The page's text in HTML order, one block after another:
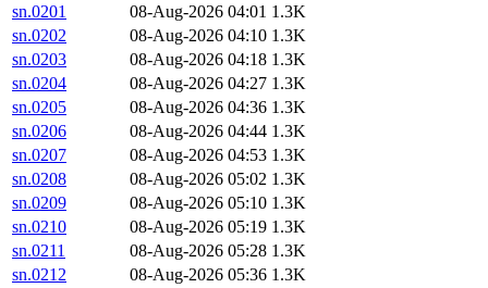
sn.0201
08-Aug-2026 04:01 1.3K
sn.0202
08-Aug-2026 04:10 1.3K
sn.0203
08-Aug-2026 04:18 1.3K
sn.0204
08-Aug-2026 04:27 1.3K
sn.0205
08-Aug-2026 04:36 1.3K
sn.0206
08-Aug-2026 04:44 1.3K
sn.0207
08-Aug-2026 04:53 1.3K
sn.0208
08-Aug-2026 05:02 1.3K
sn.0209
08-Aug-2026 05:10 1.3K
sn.0210
08-Aug-2026 05:19 1.3K
sn.0211
08-Aug-2026 05:28 1.3K
sn.0212
08-Aug-2026 05:36 1.3K